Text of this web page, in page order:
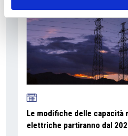
Le modifiche delle capacità
elettriche partiranno dal